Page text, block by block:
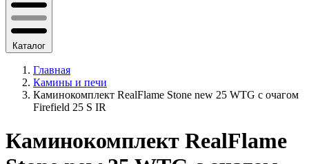
Каталог
Главная
Камины и печи
Каминокомплект RealFlame Stone new 25 WTG с очагом
Firefield 25 S IR
Каминокомплект RealFlame